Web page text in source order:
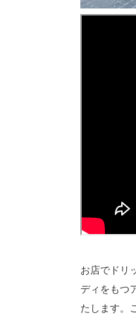
お店でドリ
ディをもつ
たします。